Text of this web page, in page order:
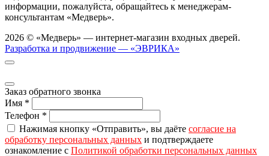
информации, пожалуйста, обращайтесь к менеджерам-
консультантам «Медверь».
2026 © «Медверь» — интернет-магазин входных дверей.
Разработка и продвижение — «ЭВРИКА»
Заказ обратного звонка
Имя *
Телефон *
Нажимая кнопку «Отправить», вы даёте согласие на
обработку персональных данных и подтверждаете
ознакомление с Политикой обработки персональных данных